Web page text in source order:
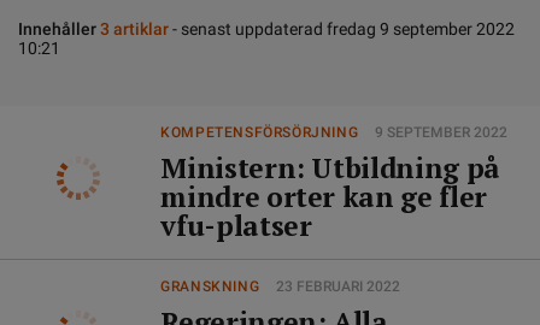
Innehåller3 artiklar- senast uppdaterad fredag 9 september 2022
10:21
KOMPETENSFÖRSÖRJNING 9 SEPTEMBER 2022
Ministern: Utbildning på
mindre orter kan ge fler
vfu-platser
GRANSKNING 23 FEBRUARI 2022